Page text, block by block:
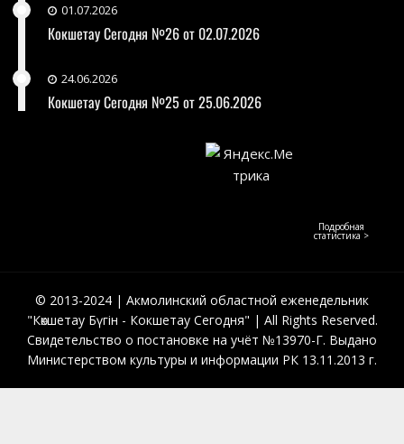
01.07.2026
Кокшетау Сегодня №26 от 02.07.2026
24.06.2026
Кокшетау Сегодня №25 от 25.06.2026
Подробная
статистика >
© 2013-2024 | Акмолинский областной еженедельник
"Көкшетау Бүгін - Кокшетау Сегодня" | All Rights Reserved.
Свидетельство о постановке на учёт №13970-Г. Выдано
Министерством культуры и информации РК 13.11.2013 г.